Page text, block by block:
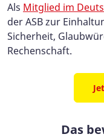
Als Mitglied im
der ASB zur
Sicherheit,
Rechenschaft.
Das